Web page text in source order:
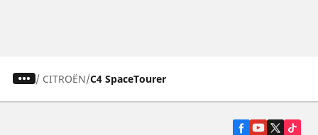
/ CITROËN C4 SpaceTourer